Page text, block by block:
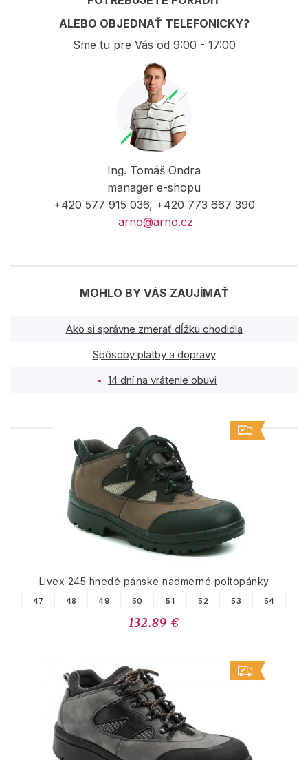
ALEBO OBJEDNAŤ TELEFONICKY?
Sme tu pre Vás od 9:00 - 17:00
Ing. Tomáš Ondra
manager e-shopu
+420 577 915 036, +420 773 667 390
arno@arno.cz
MOHLO BY VÁS ZAUJÍMAŤ
Ako si správne zmerať dĺžku chodidla
Spôsoby platby a dopravy
14 dní na vrátenie obuvi
PODOBNÉ PRODUKTY
Livex 245 hnedé pánske nadmerné poltopánky
47 48 49 50 51 52 53 54
132.89 €